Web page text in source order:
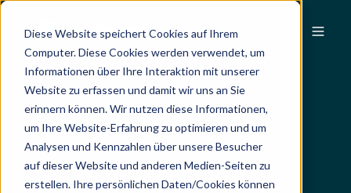
Diese Website speichert Cookies auf Ihrem
Computer. Diese Cookies werden verwendet, um
Informationen über Ihre Interaktion mit unserer
Website zu erfassen und damit wir uns an Sie
erinnern können. Wir nutzen diese Informationen,
um Ihre Website-Erfahrung zu optimieren und um
Analysen und Kennzahlen über unsere Besucher
auf dieser Website und anderen Medien-Seiten zu
erstellen. Ihre persönlichen Daten/Cookies können